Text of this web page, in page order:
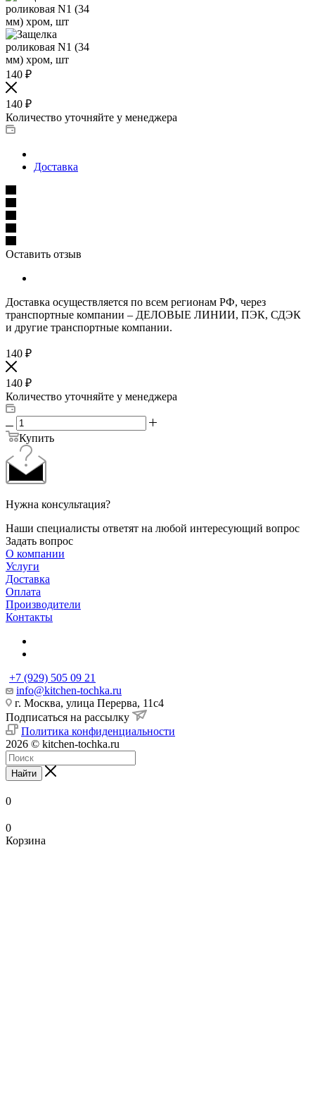
140 ₽
140 ₽
Количество уточняйте у менеджера
Доставка
Оставить отзыв
Доставка осуществляется по всем регионам РФ, через
транспортные компании – ДЕЛОВЫЕ ЛИНИИ, ПЭК, СДЭК
и другие транспортные компании.
140 ₽
140 ₽
Количество уточняйте у менеджера
Купить
Нужна консультация?
Наши специалисты ответят на любой интересующий вопрос
Задать вопрос
О компании
Услуги
Доставка
Оплата
Производители
Контакты
+7 (929) 505 09 21
info@kitchen-tochka.ru
г. Москва, улица Перерва, 11с4
Подписаться на рассылку
Политика конфиденциальности
2026 © kitchen-tochka.ru
Найти
0
0
Корзина